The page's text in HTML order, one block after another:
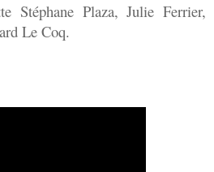
Stéphane Plaza, Julie Ferrier,
Le Coq.